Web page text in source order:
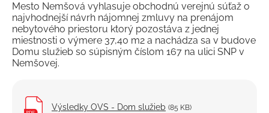
Mesto Nemšová vyhlasuje obchodnú verejnú súťaž o
najvhodnejší návrh nájomnej zmluvy na prenájom
nebytového priestoru ktorý pozostáva z jednej
miestnosti o výmere 37,40 m2 a nachádza sa v budove
Domu služieb so súpisným číslom 167 na ulici SNP v
Nemšovej.
Výsledky OVS - Dom služieb (85 KB)